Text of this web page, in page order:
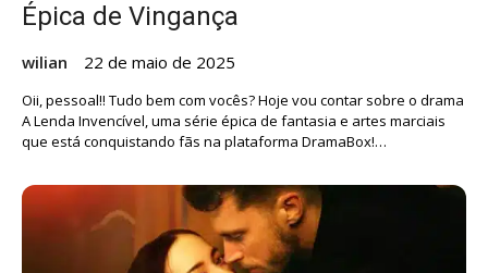
Épica de Vingança
wilian 22 de maio de 2025
Oii, pessoal!! Tudo bem com vocês? Hoje vou contar sobre o drama
A Lenda Invencível, uma série épica de fantasia e artes marciais
que está conquistando fãs na plataforma DramaBox!…